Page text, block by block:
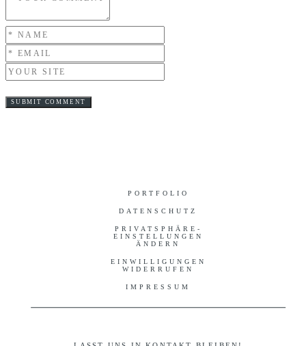
PORTFOLIO
DATENSCHUTZ
PRIVATSPHÄRE-
EINSTELLUNGEN
ÄNDERN
EINWILLIGUNGEN
WIDERRUFEN
IMPRESSUM